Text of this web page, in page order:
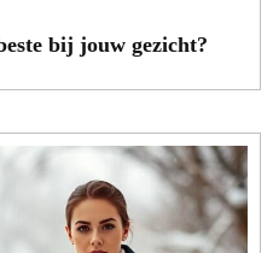
bij jouw gezicht?